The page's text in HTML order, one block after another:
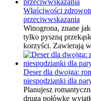
Właściwości
przeciwwskazania
Winogrona, znane
tylko pyszną
korzyści. Zawierają
Deser dla dwojga:
niespodzianki dla
Planujesz
drugą połówkę